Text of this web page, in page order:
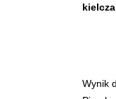
Wynik